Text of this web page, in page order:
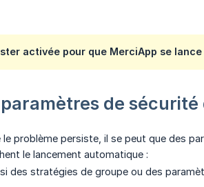
activée pour que MerciApp se
de
problème persiste, il se peut que des
le lancement automatique :
des stratégies de groupe ou des